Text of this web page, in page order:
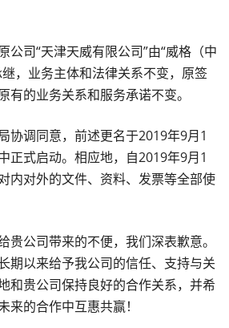
公司“天津天威有限公司”由“威格（中
，业务主体和法律关系不变，原签
有的业务关系和服务承诺不变。
协调同意，前述更名于2019年9月1
正式启动。相应地，自2019年9月1
内对外的文件、资料、发票等全部使
贵公司带来的不便，我们深表歉意。
期以来给予我公司的信任、支持与关
和贵公司保持良好的合作关系，并希
来的合作中互惠共赢！